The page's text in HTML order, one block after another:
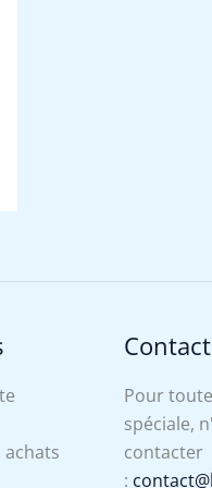
Contact
Pour
spéciale,
contacter
: